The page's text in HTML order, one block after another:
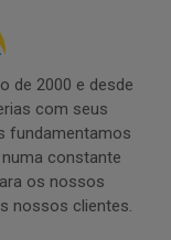
de 2000 e desde
com seus
fundamentamos
constante
os nossos
nossos clientes.